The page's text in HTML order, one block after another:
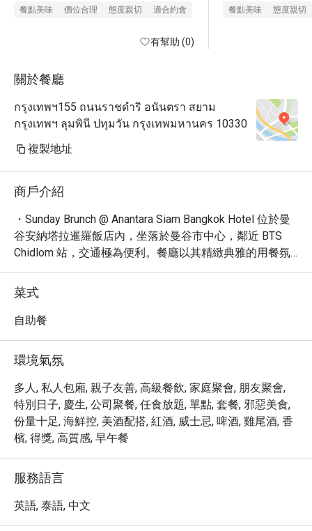
generous, and wonderfully
Bangkok classic and an absolute
without hesitation.
餐點美味 價位合理 態度親切 適合約會
有幫助 (0)
professional
餐點美味 態度親切
關於餐廳
กรุงเทพฯ155 ถนนราชดำริ อนันตรา สยาม
กรุงเทพฯ ลุมพินี ปทุมวัน กรุงเทพมหานคร 10330
複製地址
商戶介紹
・Sunday Brunch @ Anantara Siam Bangkok Hotel 位於曼
谷安納塔拉暹羅飯店內，坐落於曼谷市中心，鄰近 BTS
Chidlom 站，交通極為便利。餐廳以其精緻典雅的用餐氛
圍聞名，提供融合國際風味的豐富菜餚。
・享受令人垂涎的週日早午餐，必嚐包括新鮮海鮮、精緻
烤肉以及各式環球美食。飯店卓越的餐飲服務與優雅的環
境，讓您在悠閒的週末時光中，享受一場視覺與味覺的雙
絕佳選擇。
・透過 Eatigo 預訂，您將有機會享受週日早午餐最高 5 折
的獨家優惠，以更超值的價格，沉浸於曼谷安納塔拉暹羅
飯店的非凡用餐體驗。
菜式
自助餐
環境氣氛
多人, 私人包廂, 親子友善, 高級餐飲, 家庭聚會, 朋友聚會,
特別日子, 慶生, 公司聚餐, 任食放題, 單點, 套餐, 邪惡美食,
份量十足, 海鮮控, 美酒配搭, 紅酒, 威士忌, 啤酒, 雞尾酒, 香
檳, 得獎, 高質感, 早午餐
服務語言
英語, 泰語, 中文